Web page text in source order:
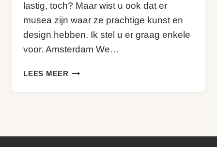
lastig, toch? Maar wist u ook dat er
musea zijn waar ze prachtige kunst en
design hebben. Ik stel u er graag enkele
voor. Amsterdam We…
LEES MEER KUNST